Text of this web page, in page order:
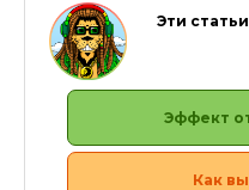
Эти
Эффект
Как